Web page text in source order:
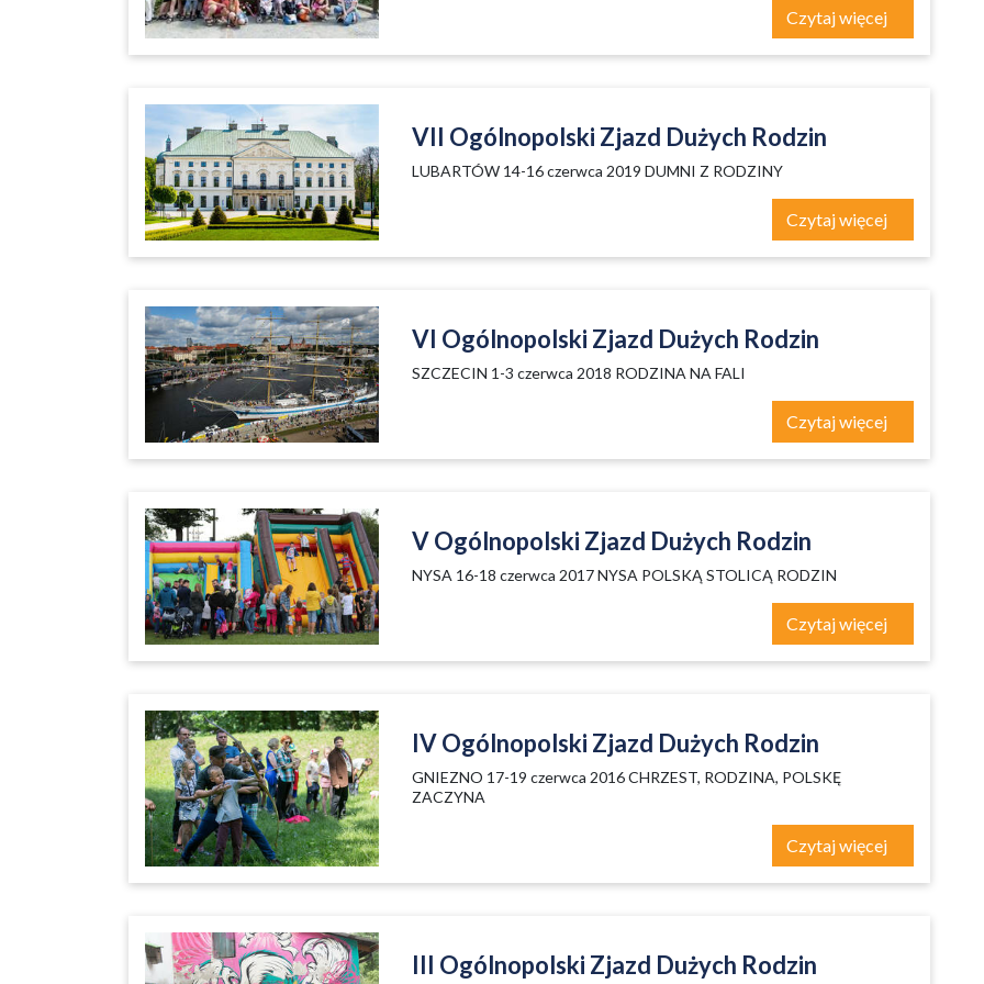
Czytaj więcej
VII Ogólnopolski Zjazd Dużych Rodzin
LUBARTÓW 14-16 czerwca 2019­­­ DUMNI Z RODZINY
Czytaj więcej
VI Ogólnopolski Zjazd Dużych Rodzin
SZCZECIN 1-3 czerwca 2018 RODZINA NA FALI
Czytaj więcej
V Ogólnopolski Zjazd Dużych Rodzin
NYSA 16-18 czerwca 2017 NYSA POLSKĄ STOLICĄ RODZIN
Czytaj więcej
IV Ogólnopolski Zjazd Dużych Rodzin
GNIEZNO 17-19 czerwca 2016 CHRZEST, RODZINA, POLSKĘ
ZACZYNA
Czytaj więcej
III Ogólnopolski Zjazd Dużych Rodzin